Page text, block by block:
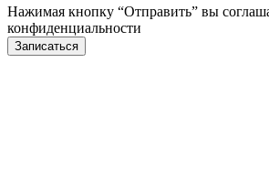
Нажимая кнопку “Отправить” вы
конфиденциальности
Записаться